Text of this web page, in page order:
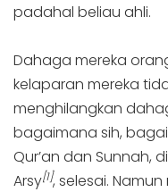
padahal beliau ahli.
Dahaga mereka
kelaparan mereka
menghilangkan
bagaimana sih,
Qur’an dan Sunnah,
Arsy[1], selesai.